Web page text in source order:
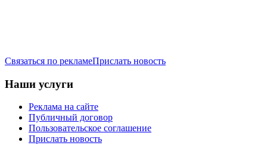
Связаться по рекламеПрислать новость
Наши услуги
Реклама на сайте
Публичный договор
Пользовательское соглашение
Прислать новость